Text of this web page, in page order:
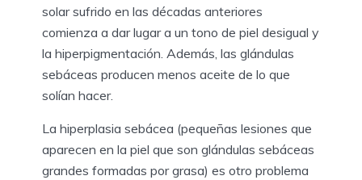
solar sufrido en las décadas anteriores
comienza a dar lugar a un tono de piel desigual y
la hiperpigmentación. Además, las glándulas
sebáceas producen menos aceite de lo que
solían hacer.
La hiperplasia sebácea (pequeñas lesiones que
aparecen en la piel que son glándulas sebáceas
grandes formadas por grasa) es otro problema